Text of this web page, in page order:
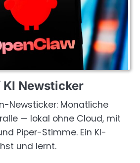
KI Newsticker
Newsticker: Monatliche
— lokal ohne Cloud, mit
Piper-Stimme. Ein KI-
und lernt.